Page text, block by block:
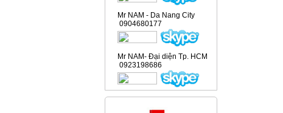
Mr NAM - Da Nang City
0904680177
Mr NAM- Đại diện Tp. HCM
0923198686